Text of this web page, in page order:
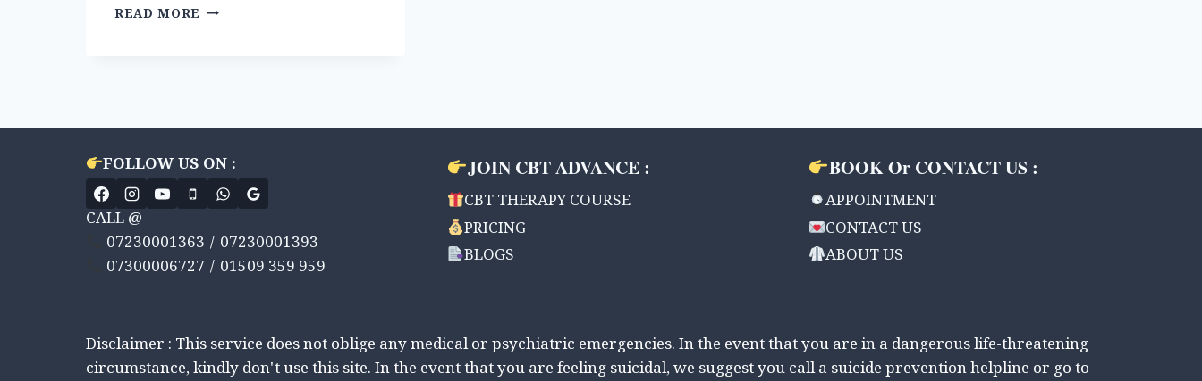
READ MORE डिप्रेशन
करें,
है,
पहचान
कारण
एवं
उपचार।
FOLLOW US ON :
CALL @
07230001363 / 07230001393
07300006727 / 01509 359 959
JOIN CBT ADVANCE :
CBT THERAPY COURSE
PRICING
BLOGS
BOOK Or CONTACT US :
APPOINTMENT
CONTACT US
ABOUT US
Disclaimer : This service does not oblige any medical or psychiatric emergencies. In the event that you are in a dangerous life-threatening
circumstance, kindly don't use this site. In the event that you are feeling suicidal, we suggest you call a suicide prevention helpline or go to